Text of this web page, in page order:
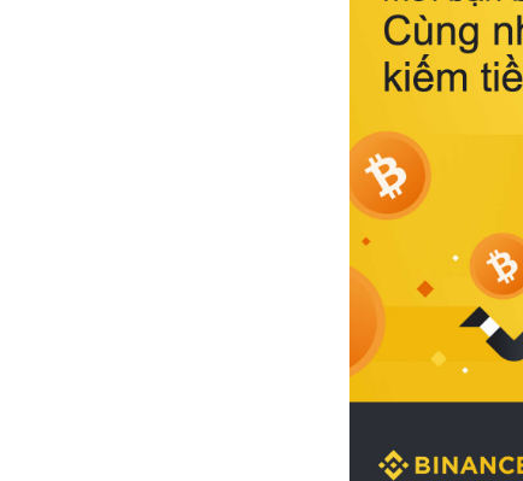
cột sống.
Bên cạnh đó,
sản phẩm đạt
tế còn giúp
khuẩn và
thời tiết nóng
thêm các
động của
phòng ngủ
người tại
Link) để có
2. Các tiêu
chăn ga gối
ngủ
Để sở hữu
cao cấp
công năng,
nhắc kỹ